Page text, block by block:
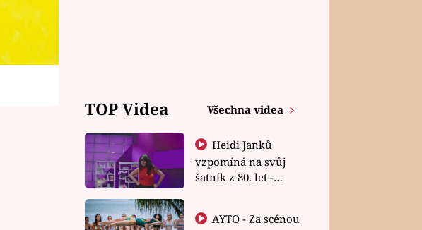
TOP Videa Všechna videa
Heidi Janků
vzpomíná na svůj
šatník z 80. let -